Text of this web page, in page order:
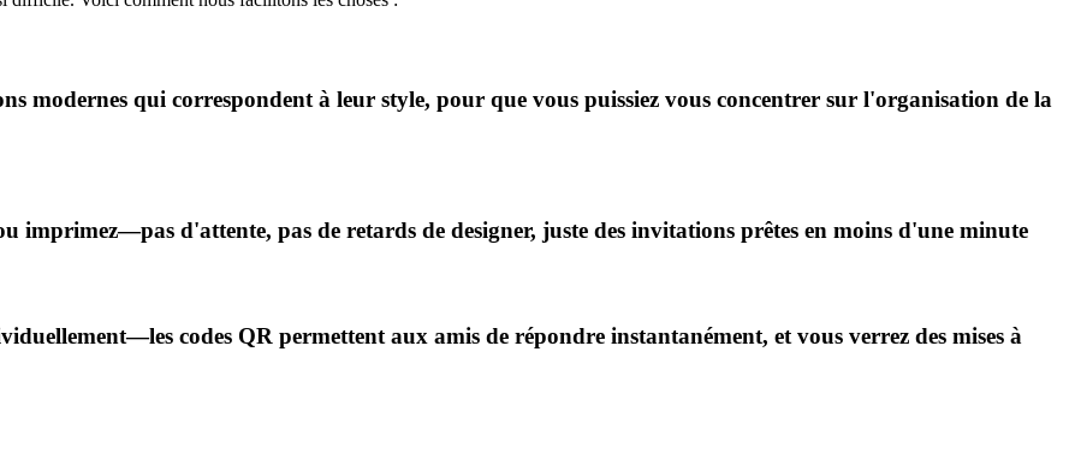
modernes qui correspondent à leur style, pour que vous puissiez vous concentrer sur l'organisation de la
imprimez—pas d'attente, pas de retards de designer, juste des invitations prêtes en moins d'une minute
codes QR permettent aux amis de répondre instantanément, et vous verrez des mises à